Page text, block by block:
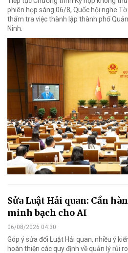
phiên họp sáng 06/8, Quốc hội nghe
thẩm tra việc thành lập thành phố
Ninh.
Sửa Luật Hải quan: Cần
minh bạch cho AI
06/08/2026 04:30
Góp ý sửa đổi Luật Hải quan, nhiều ý
hoàn thiện các quy định về quản lý rủi